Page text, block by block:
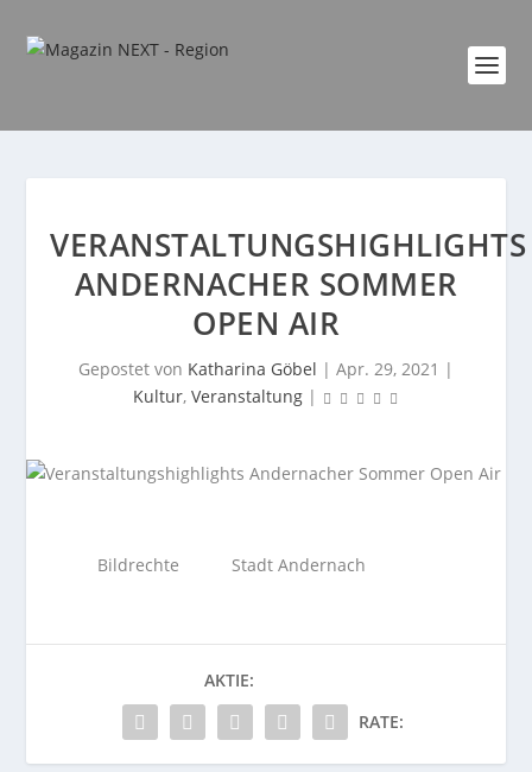
VERANSTALTUNGSHIGHLIGHTS
ANDERNACHER SOMMER
OPEN AIR
Gepostet von Katharina Göbel | Apr. 29, 2021 |
Kultur, Veranstaltung|
Bildrechte Stadt Andernach
AKTIE:
RATE: